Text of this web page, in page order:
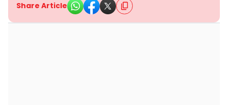
Share Article